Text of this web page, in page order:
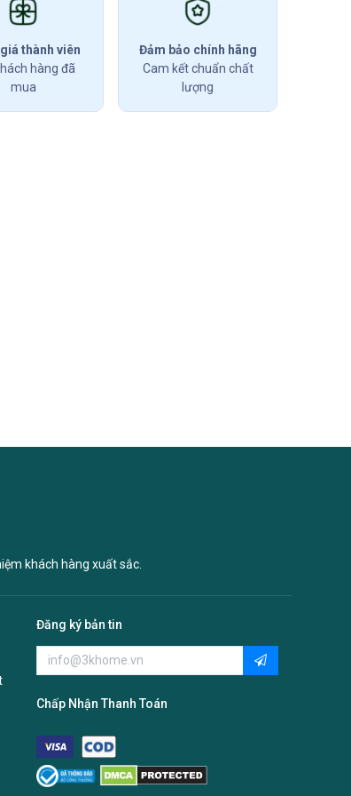
thành viên
hàng đã
mua
Đảm bảo chính hãng
Cam kết chuẩn chất
lượng
khách hàng xuất sắc.
Đăng ký bản tin
Chấp Nhận Thanh Toán